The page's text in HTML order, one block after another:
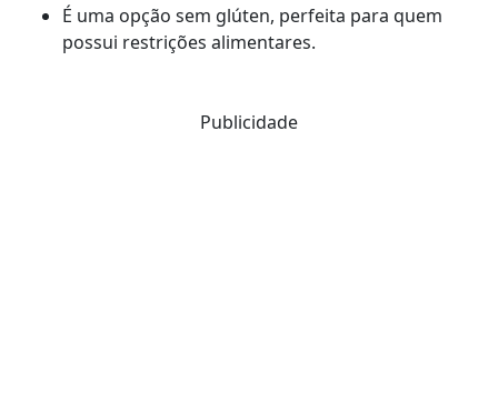
É uma opção sem glúten, perfeita para quem
possui restrições alimentares.
Publicidade